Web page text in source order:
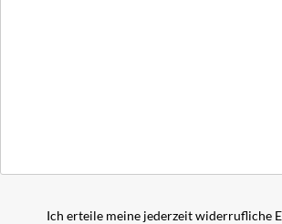
Ich erteile meine jederzeit widerrufliche